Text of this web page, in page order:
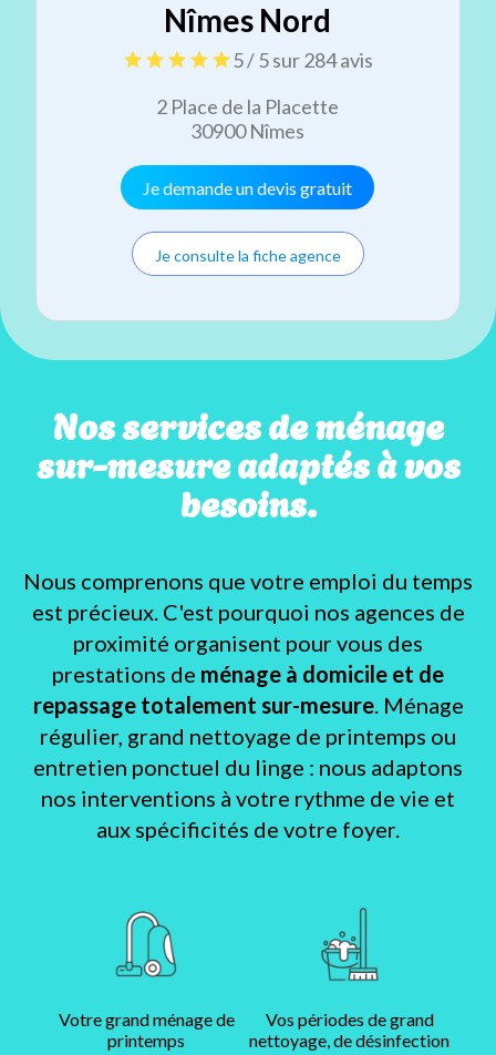
Nîmes Nord
5 / 5 sur 284 avis
2 Place de la Placette
30900 Nîmes
Je demande un devis gratuit
Je consulte la fiche agence
Nos services de ménage
sur-mesure adaptés à vos
besoins.
Nous comprenons que votre emploi du temps
est précieux. C'est pourquoi nos agences de
proximité organisent pour vous des
prestations de ménage à domicile et de
repassage totalement sur-mesure. Ménage
régulier, grand nettoyage de printemps ou
entretien ponctuel du linge : nous adaptons
nos interventions à votre rythme de vie et
aux spécificités de votre foyer.
Votre grand ménage de
printemps
Vos périodes de grand
nettoyage, de désinfection